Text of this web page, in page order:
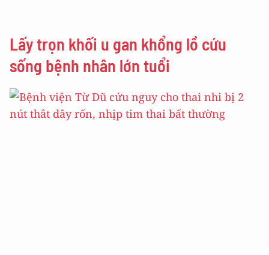
Lấy trọn khối u gan khổng lồ cứu
sống bệnh nhân lớn tuổi